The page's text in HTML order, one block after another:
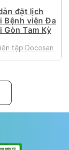
đặt lịch
Bệnh viện Đa
Gòn Tam Kỳ
tập Docosan